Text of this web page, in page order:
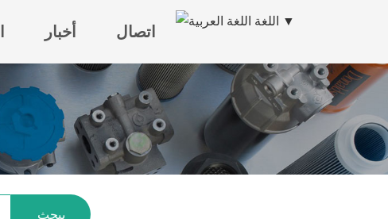
اللغة ▼
أخبار اتصال
يبحث